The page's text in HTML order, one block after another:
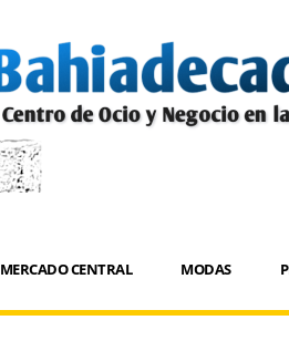
MERCADO CENTRAL MODAS